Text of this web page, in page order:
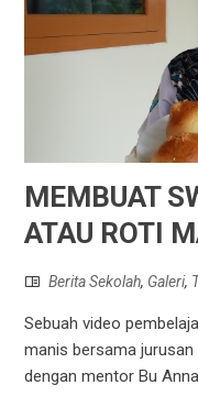
MEMBUAT
ATAU ROTI
Berita Sekolah, Galeri,
Sebuah video
manis bersama
dengan mentor Bu